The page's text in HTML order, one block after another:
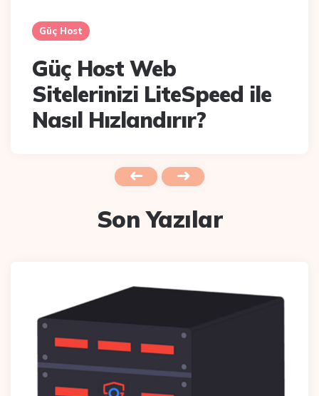
Güç Host
Güç Host Bulut ile
İşletmenizi Başarıya
Ulaştırın
Son Yazılar